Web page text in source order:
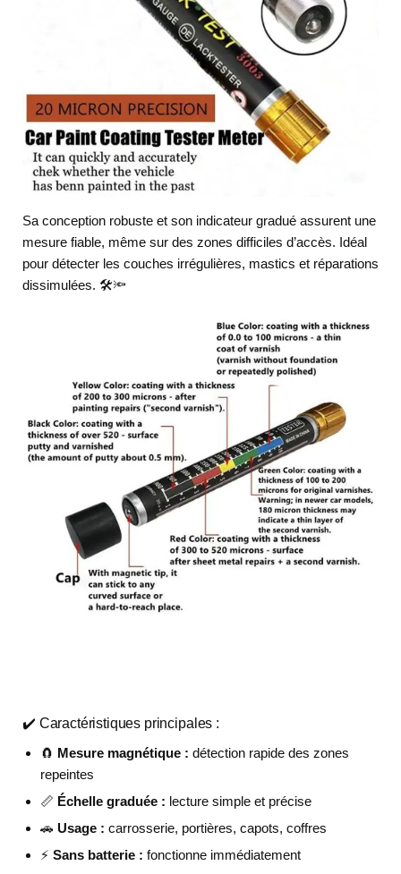
Sa conception robuste et son indicateur gradué assurent une
mesure fiable, même sur des zones difficiles d’accès. Idéal
pour détecter les couches irrégulières, mastics et réparations
dissimulées. 🛠️🔦
✔️ Caractéristiques principales :
🧲 Mesure magnétique : détection rapide des zones
repeintes
📏 Échelle graduée : lecture simple et précise
🚗 Usage : carrosserie, portières, capots, coffres
⚡ Sans batterie : fonctionne immédiatement